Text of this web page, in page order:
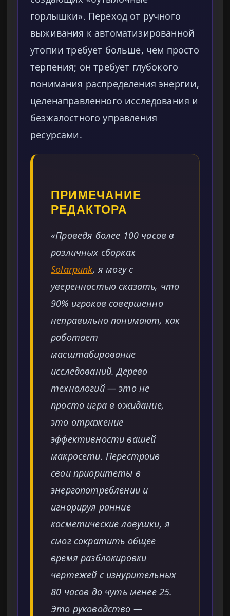
горлышки». Переход от ручного
выживания к автоматизированной
утопии требует больше, чем просто
терпения; он требует глубокого
понимания распределения энергии,
целенаправленного исследования и
безжалостного управления
ресурсами.
ПРИМЕЧАНИЕ
РЕДАКТОРА
«Проведя более 100 часов в
различных сборках
Solarpunk, я могу с
уверенностью сказать, что
90% игроков совершенно
неправильно понимают, как
работает
масштабирование
исследований. Дерево
технологий — это не
просто игра в ожидание,
это отражение
эффективности вашей
макросети. Перестроив
свои приоритеты в
энергопотреблении и
игнорируя ранние
косметические ловушки, я
смог сократить общее
время разблокировки
чертежей с изнурительных
80 часов до чуть менее 25.
Это руководство —